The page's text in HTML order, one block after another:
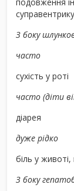
З боку
часто
сухість у роті
часто (діти
діарея
дуже рідко
біль у
З боку